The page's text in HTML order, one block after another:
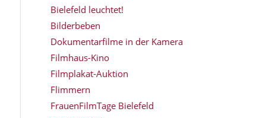
Bielefeld leuchtet!
Bilderbeben
Dokumentarfilme in der Kamera
Filmhaus-Kino
Filmplakat-Auktion
Flimmern
FrauenFilmTage Bielefeld